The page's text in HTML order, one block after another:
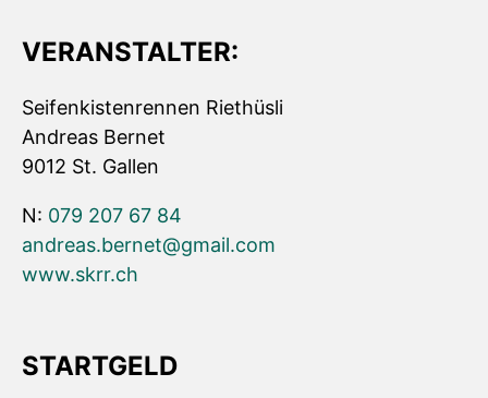
VERANSTALTER:
Seifenkistenrennen Riethüsli
Andreas Bernet
9012 St. Gallen
N: 079 207 67 84
andreas.bernet@gmail.com
www.skrr.ch
STARTGELD